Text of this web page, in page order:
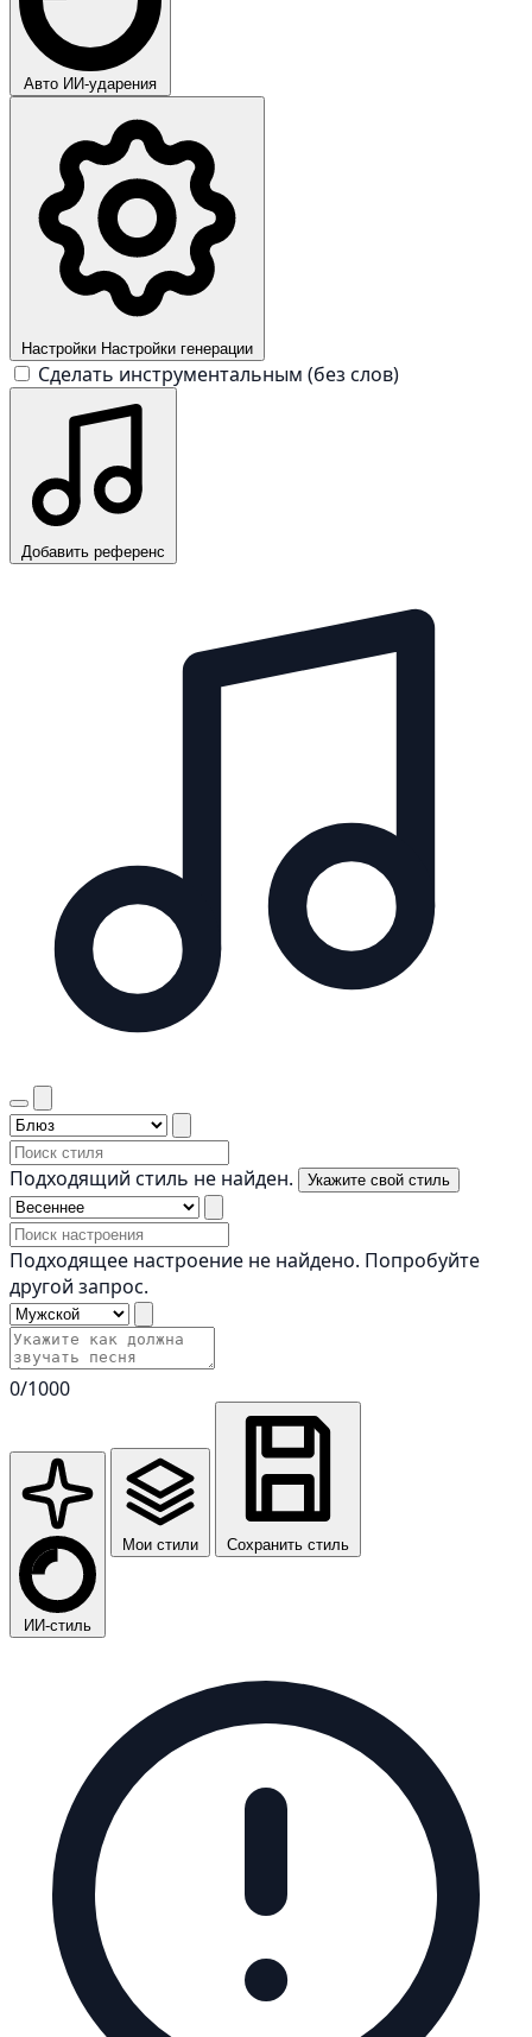
Авто ИИ-ударения
Настройки Настройки генерации
Сделать инструментальным (без слов)
Добавить референс
Подходящий стиль не найден. Укажите свой стиль
Подходящее настроение не найдено. Попробуйте
другой запрос.
0/1000
ИИ-стиль
Мои стили Сохранить стиль